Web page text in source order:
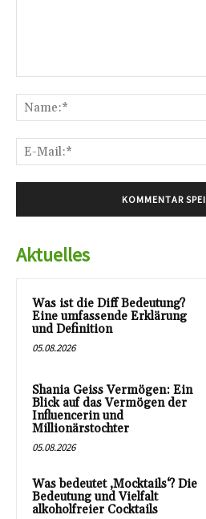
Aktuelles
Was ist die Diff Bedeutung?
Eine umfassende Erklärung
und Definition
05.08.2026
Shania Geiss Vermögen: Ein
Blick auf das Vermögen der
Influencerin und
Millionärstochter
05.08.2026
Was bedeutet ‚Mocktails‘? Die
Bedeutung und Vielfalt
alkoholfreier Cocktails